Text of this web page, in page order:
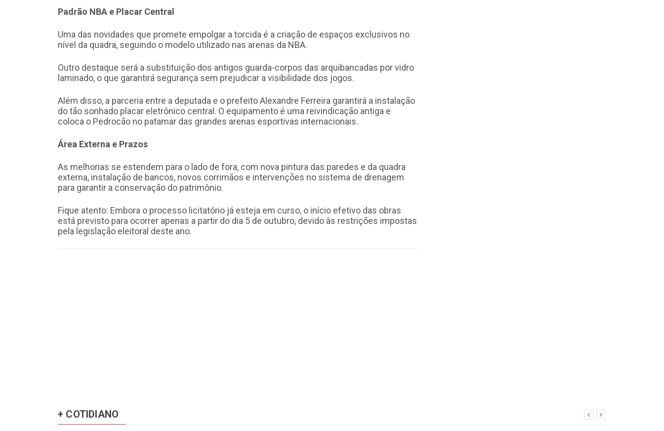
Padrão NBA e Placar Central
Uma das novidades que promete empolgar a torcida é a criação de espaços exclusivos no
nível da quadra, seguindo o modelo utilizado nas arenas da NBA.
Outro destaque será a substituição dos antigos guarda-corpos das arquibancadas por vidro
laminado, o que garantirá segurança sem prejudicar a visibilidade dos jogos.
Além disso, a parceria entre a deputada e o prefeito Alexandre Ferreira garantirá a instalação
do tão sonhado placar eletrônico central. O equipamento é uma reivindicação antiga e
coloca o Pedrocão no patamar das grandes arenas esportivas internacionais.
Área Externa e Prazos
As melhorias se estendem para o lado de fora, com nova pintura das paredes e da quadra
externa, instalação de bancos, novos corrimãos e intervenções no sistema de drenagem
para garantir a conservação do patrimônio.
Fique atento: Embora o processo licitatório já esteja em curso, o início efetivo das obras
está previsto para ocorrer apenas a partir do dia 5 de outubro, devido às restrições impostas
pela legislação eleitoral deste ano.
+ COTIDIANO